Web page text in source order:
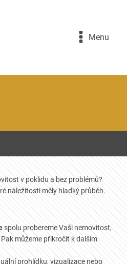
Menu
v poklidu a bez problémů?
náležitosti měly hladký průběh.
spolu probereme Vaši nemovitost,
můžeme přikročit k dalším
prohlídku, vizualizace nebo